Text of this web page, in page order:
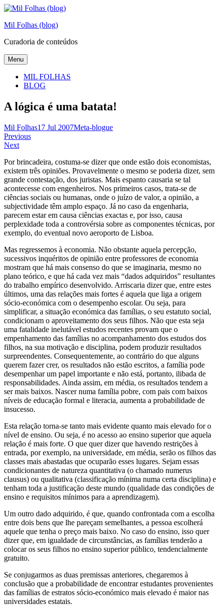
Skip
content
Mil Folhas (blog)
Curadoria de conteúdos
Menu
MIL FOLHAS
BLOG
A lógica é uma batata!
Mil Folhas17 Jul 2007Meta-blogue
Navegação
de
artigos
Previous
Next
Por brincadeira, costuma-se dizer que onde estão dois economistas,
existem três opiniões. Provavelmente o mesmo se poderia dizer, sem
grande contestação, dos juristas. Mais espanto causaria se tal
acontecesse com engenheiros. Nos primeiros casos, trata-se de
ciências sociais ou humanas, onde o juízo de valor, a opinião, a
subjectividade têm amplo espaço. Já no caso da engenharia,
parecem estar em causa ciências exactas e, por isso, causa
perplexidade toda a controvérsia sobre as componentes técnicas, por
exemplo, do eventual novo aeroporto de Lisboa.
Mas regressemos à economia. Não obstante aquela percepção,
sucessivos inquéritos de opinião entre professores de economia
mostram que há mais consenso do que se imaginaria, mesmo no
plano teórico, e que há cada vez mais “dados adquiridos” resultantes
do trabalho empírico desenvolvido. Arriscaria dizer que, entre estes
últimos, uma das relações mais fortes é aquela que liga a origem
sócio-económica com o desempenho escolar. Ou seja, para
simplificar, a situação económica das famílias, o seu estatuto social,
condicionam o aproveitamento dos seus filhos. Não que esta seja
uma fatalidade inelutável estudos recentes provam que o
empenhamento das famílias no acompanhamento dos estudos dos
filhos, na sua motivação e disciplina, podem produzir resultados
surpreendentes. Consequentemente, ao contrário do que alguns
querem fazer crer, os resultados não estão escritos, a família pode
desempenhar um papel importante e não está, portanto, ilibada de
responsabilidades. Ainda assim, em média, os resultados tendem a
ser mais baixos. Nascer numa família pobre, com pais com baixos
níveis de educação formal e literacia, aumenta a probabilidade de
insucesso.
Esta relação torna-se tanto mais evidente quanto mais elevado for o
nível de ensino. Ou seja, é no acesso ao ensino superior que aquela
relação é mais forte. O que quer dizer que havendo restrições à
entrada, por exemplo, na universidade, em média, serão os filhos das
classes mais abastadas que ocuparão esses lugares. Sejam essas
condicionantes de natureza quantitativa (o chamado numerus
clausus) ou qualitativa (classificação mínima numa certa disciplina) e
tenham toda a justificação deste mundo (qualidade das condições de
ensino e requisitos mínimos para a aprendizagem).
Um outro dado adquirido, é que, quando confrontada com a escolha
entre dois bens que lhe pareçam semelhantes, a pessoa escolherá
aquele que tenha o preço mais baixo. No caso do ensino, isso quer
dizer que, em igualdade de circunstâncias, as famílias tenderão a
colocar os seus filhos no ensino superior público, tendencialmente
gratuito.
Se conjugarmos as duas premissas anteriores, chegaremos à
conclusão que a probabilidade de encontrar estudantes provenientes
das famílias de estratos sócio-económico mais elevado é maior nas
universidades estatais.